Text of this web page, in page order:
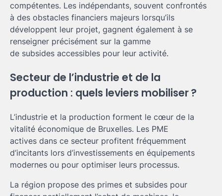
compétentes. Les indépendants, souvent confrontés
à des obstacles financiers majeurs lorsqu’ils
développent leur projet, gagnent également à se
renseigner précisément sur la gamme
de subsides accessibles pour leur activité.
Secteur de l’industrie et de la
production : quels leviers mobiliser ?
L’industrie et la production forment le cœur de la
vitalité économique de Bruxelles. Les PME
actives dans ce secteur profitent fréquemment
d’incitants lors d’investissements en équipements
modernes ou pour optimiser leurs processus.
La région propose des primes et subsides pour